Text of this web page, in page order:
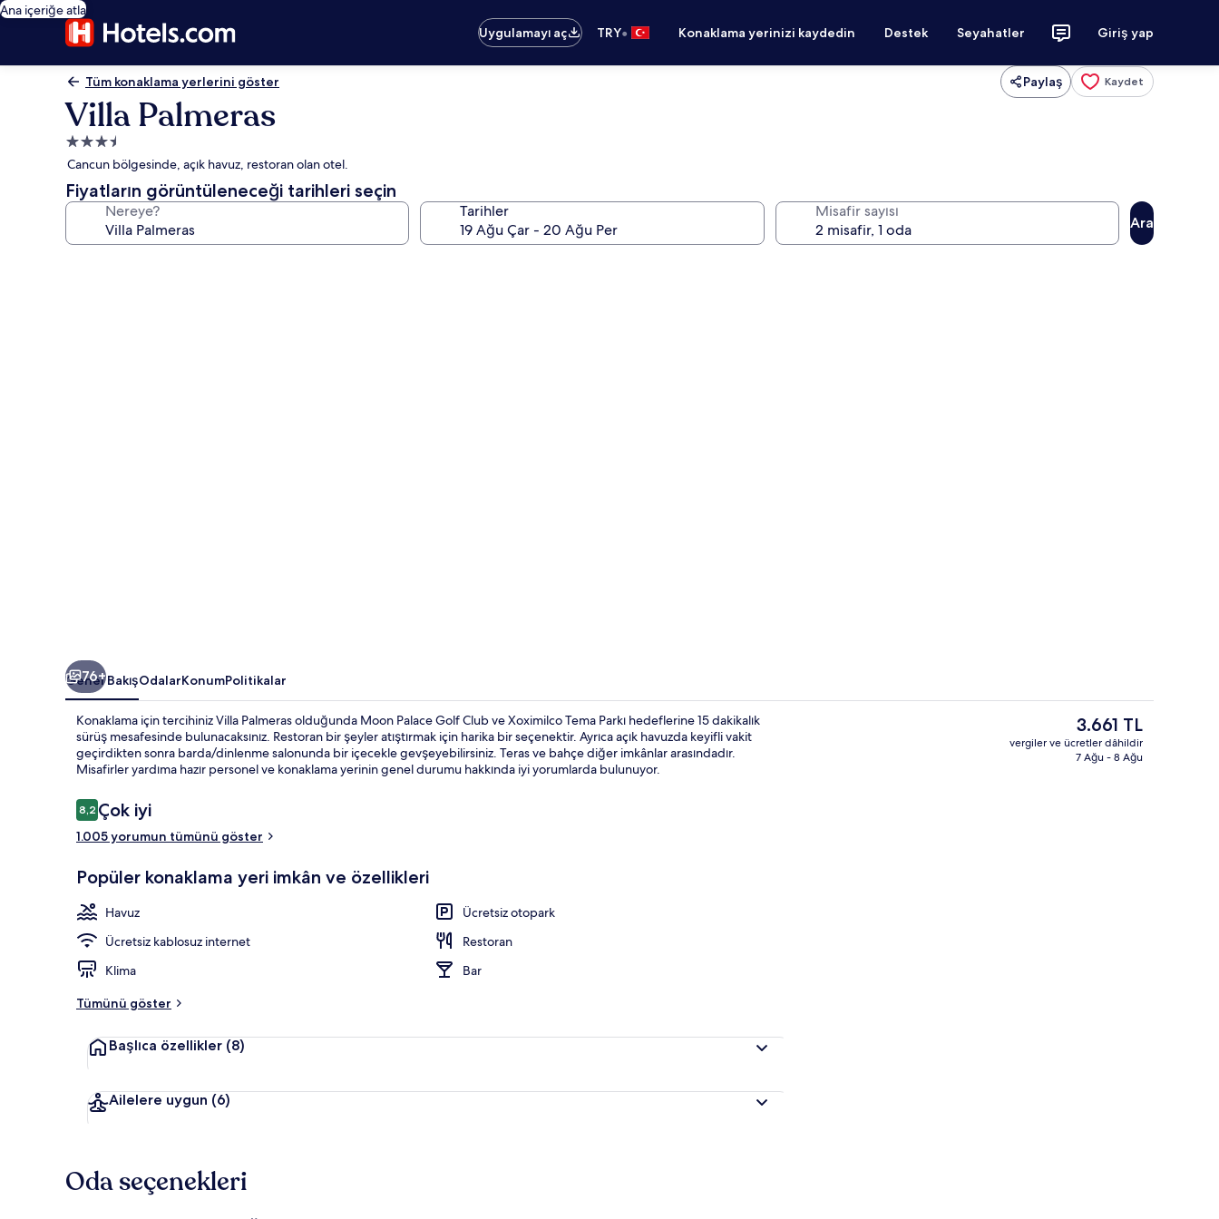
Ana içeriğe atla
Uygulamayı aç
TRY• Konaklama yerinizi kaydedin Destek Seyahatler Giriş yap
Tüm konaklama yerlerini göster Paylaş Kaydet
Villa Palmeras
3.5
yıldızlı
konaklama
yeri
Cancun bölgesinde, açık havuz, restoran olan otel.
Fiyatların görüntüleneceği tarihleri seçin
Nereye? Tarihler Misafir sayısı
Ara
İç mekân
Junior Stüdyo Süit
76+
Genel BakışOdalarKonumPolitikalar
Konaklama için tercihiniz Villa Palmeras olduğunda Moon Palace Golf Club ve Xoximilco Tema Parkı hedeflerine 15 dakikalık
sürüş mesafesinde bulunacaksınız. Restoran bir şeyler atıştırmak için harika bir seçenektir. Ayrıca açık havuzda keyifli vakit
geçirdikten sonra barda/dinlenme salonunda bir içecekle gevşeyebilirsiniz. Teras ve bahçe diğer imkânlar arasındadır.
Misafirler yardıma hazır personel ve konaklama yerinin genel durumu hakkında iyi yorumlarda bulunuyor.
Yorumlar
8,28,2/10
Çok iyi
1.005 yorumun tümünü göster
Popüler konaklama yeri imkân ve özellikleri
Havuz
Ücretsiz otopark
Ücretsiz kablosuz internet
Restoran
Klima
Bar
Tümünü göster
Başlıca özellikler (8)
Ailelere uygun (6)
Şu
anki
fiyat
3.661 TL
vergiler ve ücretler dâhildir
7 Ağu - 8 Ağu
Oda seçenekleri